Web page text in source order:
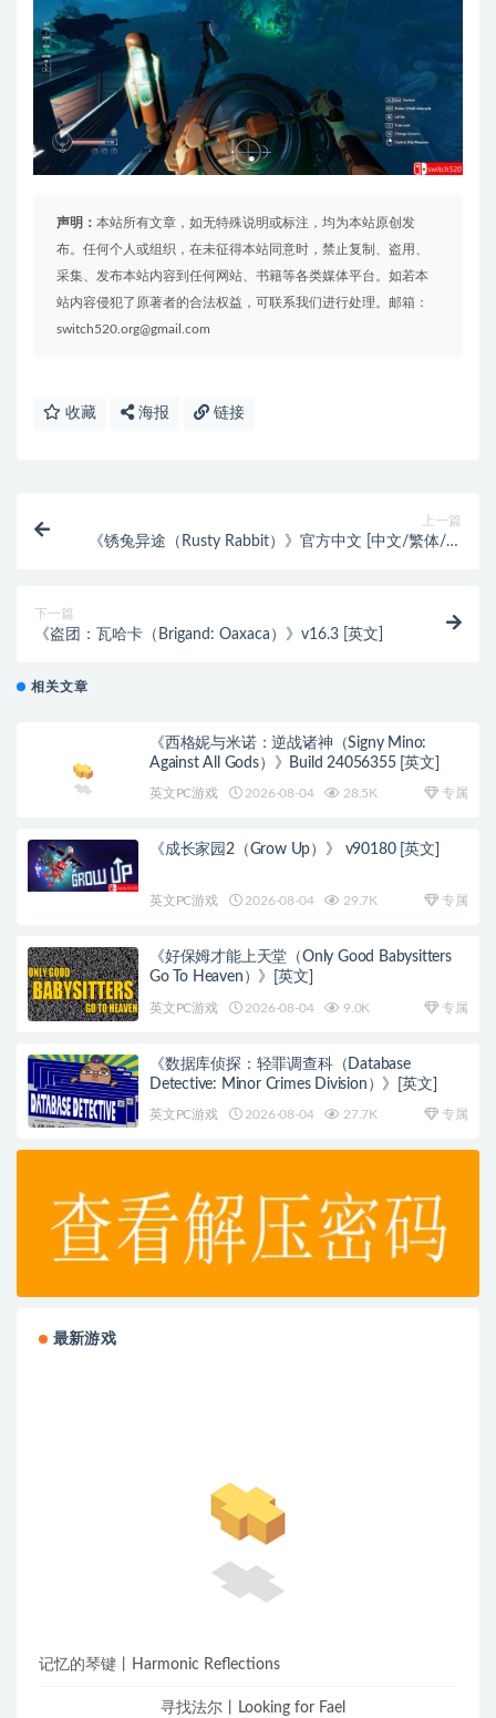
声明： 本站所有文章，如无特殊说明或标注，均为本站原创发
布。任何个人或组织，在未征得本站同意时，禁止复制、盗用、
采集、发布本站内容到任何网站、书籍等各类媒体平台。如若本
站内容侵犯了原著者的合法权益，可联系我们进行处理。邮箱：
switch520.org@gmail.com
收藏 海报 链接
上一篇
《锈兔异途（Rusty Rabbit）》官方中文 [中文/繁体/英
下一篇
《盗团：瓦哈卡（Brigand: Oaxaca）》v16.3 [英文]
相关文章
《西格妮与米诺：逆战诸神（Signy Mino:
Against All Gods）》Build 24056355 [英文]
英文PC游戏 2026-08-04 28.5K 专属
《成长家园2（Grow Up）》 v90180 [英文]
英文PC游戏 2026-08-04 29.7K 专属
《好保姆才能上天堂（Only Good Babysitters
Go To Heaven）》[英文]
英文PC游戏 2026-08-04 9.0K 专属
《数据库侦探：轻罪调查科（Database
Detective: Minor Crimes Division）》[英文]
英文PC游戏 2026-08-04 27.7K 专属
最新游戏
记忆的琴键丨Harmonic Reflections
寻找法尔丨Looking for Fael